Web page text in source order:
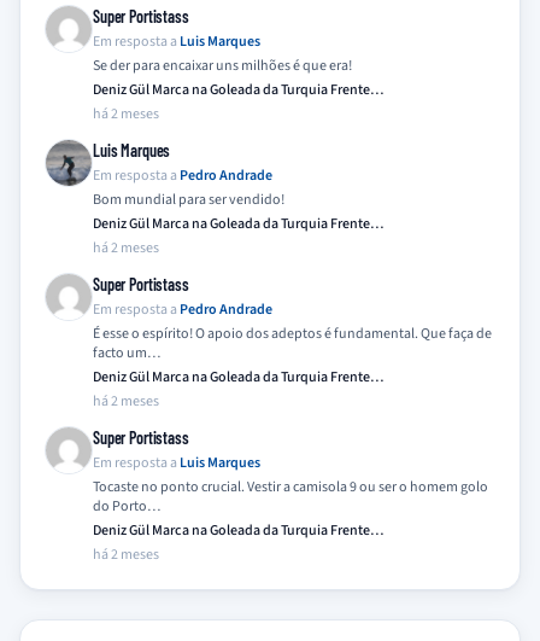
Super Portistass
Em resposta a Luis Marques
Se der para encaixar uns milhões é que era!
Deniz Gül Marca na Goleada da Turquia Frente…
há 2 meses
Luis Marques
Em resposta a Pedro Andrade
Bom mundial para ser vendido!
Deniz Gül Marca na Goleada da Turquia Frente…
há 2 meses
Super Portistass
Em resposta a Pedro Andrade
É esse o espírito! O apoio dos adeptos é fundamental. Que faça de
facto um…
Deniz Gül Marca na Goleada da Turquia Frente…
há 2 meses
Super Portistass
Em resposta a Luis Marques
Tocaste no ponto crucial. Vestir a camisola 9 ou ser o homem golo
do Porto…
Deniz Gül Marca na Goleada da Turquia Frente…
há 2 meses